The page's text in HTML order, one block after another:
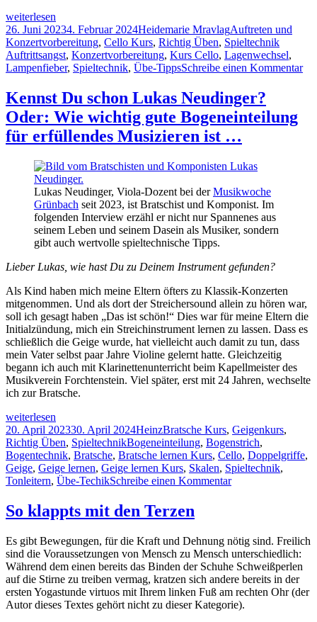
Kein
Platz
für
Angst!
2
wie
man
beim
Üben
positive
trainiert
Lampenfieber
Schnippchen
schlägt.
weiterlesen
Veröffentlicht
am
26. Juni 20234. Februar 2024Autor
Heidemarie MravlagKategorien
Auftreten und
Konzertvorbereitung, Cello Kurs, Richtig Üben, Spieltechnik
Auftrittsangst, Konzertvorbereitung, Kurs Cello, Lagenwechsel,
Lampenfieber, Spieltechnik, Übe-TippsSchreibe einen Kommentarzu
Kennst Du schon Lukas Neudinger?
Oder: Wie wichtig gute Bogeneinteilung
für erfüllendes Musizieren ist …
Lukas Neudinger, Viola-Dozent bei derMusikwoche
Grünbach seit 2023, ist Bratschist und Komponist. Im
folgenden Interview erzähl er nicht nur Spannenes aus
seinem Leben und seinem Dasein als Musiker, sondern
gibt auch wertvolle spieltechnische Tipps.
Lieber Lukas, wie hast Du zu Deinem Instrument gefunden?
Als Kind haben mich meine Eltern öfters zu Klassik-Konzerten
mitgenommen. Und als dort der Streichersound allein zu hören war,
soll ich gesagt haben „Das ist schön!“ Dies war für meine Eltern die
Initialzündung, mich ein Streichinstrument lernen zu lassen. Dass es
schließlich die Geige wurde, hat vielleicht auch damit zu tun, dass
mein Vater selbst paar Jahre Violine gelernt hatte. Gleichzeitig
begann ich auch mit Klarinettenunterricht beim Kapellmeister des
Musikverein Forchtenstein. Viel später, erst mit 24 Jahren, wechselte
ich zur Bratsche.
Kennst
Du
schon
Lukas
Neudinger?
Oder:
wichtig
gute
für
erfüllendes
Musizieren
ist
…
weiterlesen
Veröffentlicht
am
20. April 202330. April 2024Autor
HeinzKategorien
Bratsche Kurs, Geigenkurs,
Richtig Üben, SpieltechnikSchlagwörter
Bogeneinteilung, Bogenstrich,
Bogentechnik, Bratsche, Bratsche lernen Kurs, Cello, Doppelgriffe,
Geige, Geige lernen, Geige lernen Kurs, Skalen, Spieltechnik,
Tonleitern, Übe-TechikSchreibe einen Kommentarzu
Neudinger?
Oder:
Wie
wichtig
gute
Bogeneinteilung
So klappts mit den Terzen
Es gibt Bewegungen, für die Kraft und Dehnung nötig sind. Freilich
sind die Voraussetzungen von Mensch zu Mensch unterschiedlich:
Während dem einen bereits das Binden der Schuhe Schweißperlen
auf die Stirne zu treiben vermag, kratzen sich andere bereits in der
ersten Yogastunde virtuos mit Ihrem linken Fuß am rechten Ohr (der
Autor dieses Textes gehört nicht zu dieser Kategorie).